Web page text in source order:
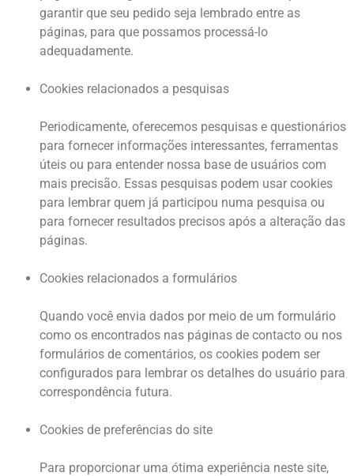
garantir que seu pedido seja lembrado entre as
páginas, para que possamos processá-lo
adequadamente.
Cookies relacionados a pesquisas
Periodicamente, oferecemos pesquisas e questionários
para fornecer informações interessantes, ferramentas
úteis ou para entender nossa base de usuários com
mais precisão. Essas pesquisas podem usar cookies
para lembrar quem já participou numa pesquisa ou
para fornecer resultados precisos após a alteração das
páginas.
Cookies relacionados a formulários
Quando você envia dados por meio de um formulário
como os encontrados nas páginas de contacto ou nos
formulários de comentários, os cookies podem ser
configurados para lembrar os detalhes do usuário para
correspondência futura.
Cookies de preferências do site
Para proporcionar uma ótima experiência neste site,